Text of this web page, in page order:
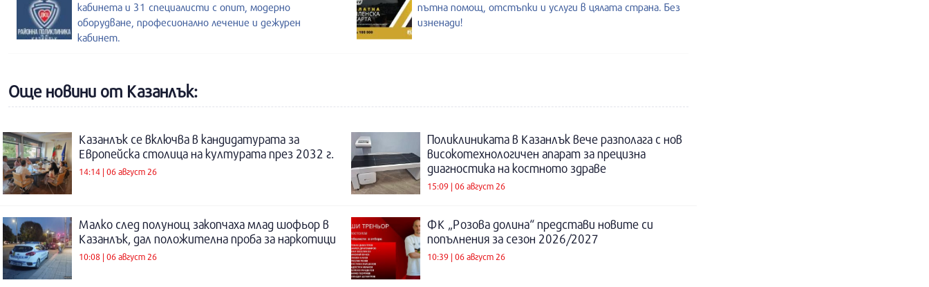
кабинета и 31 специалисти с опит, модерно
оборудване, професионално лечение и дежурен
кабинет.
пътна помощ, отстъпки и услуги в цялата страна. Без
изненади!
Още новини от Казанлък:
Казанлък се включва в кандидатурата за
Европейска столица на културата през 2032 г.
14:14 | 06 август 26
Поликлиниката в Казанлък вече разполага с нов
високотехнологичен апарат за прецизна
диагностика на костното здраве
15:09 | 06 август 26
Малко след полунощ закопчаха млад шофьор в
Казанлък, дал положителна проба за наркотици
10:08 | 06 август 26
ФК „Розова долина“ представи новите си
попълнения за сезон 2026/2027
10:39 | 06 август 26